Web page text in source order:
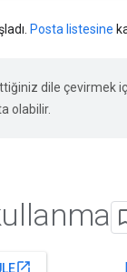
Posta listesine
dile çevirmek
olabilir.
open_in_new